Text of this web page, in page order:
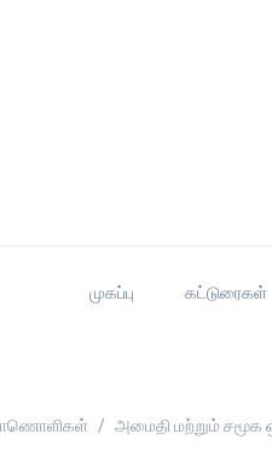
முகப்பு கட்டுரைகள்
அமைதி மற்றும் சமூக